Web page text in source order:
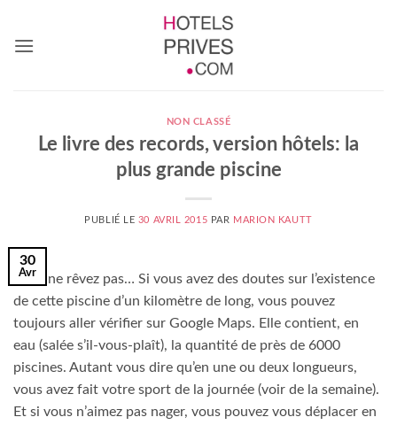
contenu
NON CLASSÉ
Le livre des records, version hôtels: la
plus grande piscine
PUBLIÉ LE 30 AVRIL 2015 PAR MARION KAUTT
30
Avr
Vous ne rêvez pas… Si vous avez des doutes sur l’existence
de cette piscine d’un kilomètre de long, vous pouvez
toujours aller vérifier sur Google Maps. Elle contient, en
eau (salée s’il-vous-plaît), la quantité de près de 6000
piscines. Autant vous dire qu’en une ou deux longueurs,
vous avez fait votre sport de la journée (voir de la semaine).
Et si vous n’aimez pas nager, vous pouvez vous déplacer en